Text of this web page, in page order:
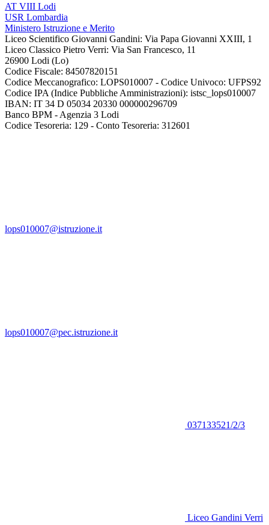
AT VIII Lodi
USR Lombardia
Ministero Istruzione e Merito
Liceo Scientifico Giovanni Gandini: Via Papa Giovanni XXIII, 1
Liceo Classico Pietro Verri: Via San Francesco, 11
26900 Lodi (Lo)
Codice Fiscale: 84507820151
Codice Meccanografico: LOPS010007 - Codice Univoco: UFPS92
Codice IPA (Indice Pubbliche Amministrazioni): istsc_lops010007
IBAN: IT 34 D 05034 20330 000000296709
Banco BPM - Agenzia 3 Lodi
Codice Tesoreria: 129 - Conto Tesoreria: 312601
lops010007@istruzione.it
lops010007@pec.istruzione.it
037133521/2/3
Liceo Gandini Verri